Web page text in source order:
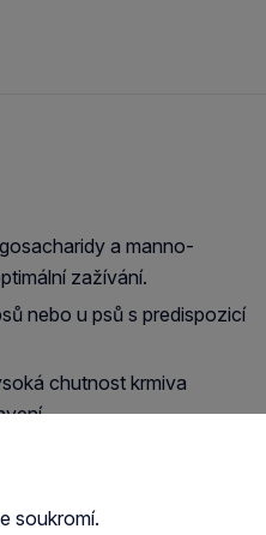
a manno-
zažívání.
nebo u psů s predispozicí
chutnost krmiva
řetězcem (omega 3),
soukromí.